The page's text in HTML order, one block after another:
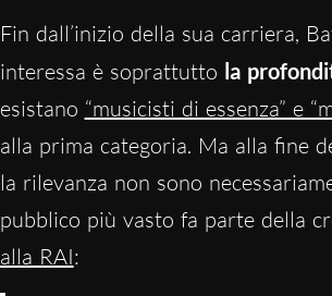
Fin dall’inizio della sua carriera,
interessa è soprattutto la
esistano “musicisti di essenza” e
alla prima categoria. Ma alla fine
la rilevanza non sono
pubblico più vasto fa parte della
alla RAI: